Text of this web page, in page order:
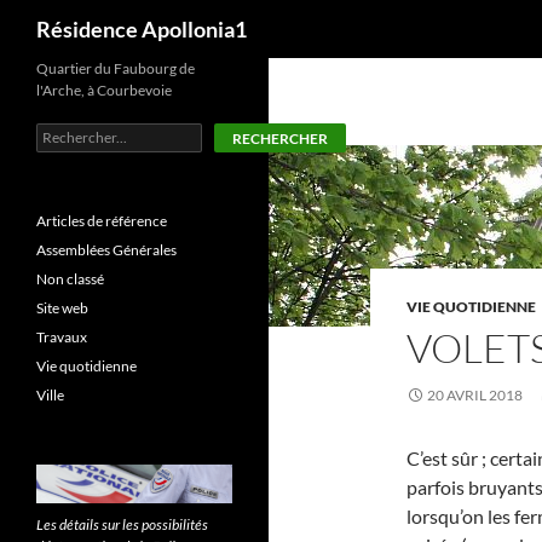
Aller
contenu
Résidence Apollonia1
VIE QUOTIDIENNE
20 AVRIL 2018
C’est sûr ;
parfois
lorsqu’on les
Quartier du Faubourg de
l'Arche, à Courbevoie
Rechercher RECHERCHER
Articles de référence
Assemblées Générales
Non classé
Site web
Travaux
Vie quotidienne
Ville
Les détails sur les possibilités